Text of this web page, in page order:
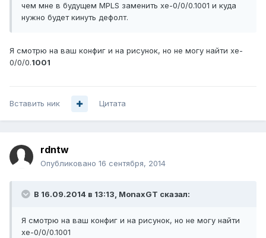
чем мне в будущем MPLS заменить xe-0/0/0.1001 и куда
нужно будет кинуть дефолт.
Я смотрю на ваш конфиг и на рисунок, но не могу найти xe-
0/0/0.1001
Вставить ник Цитата
rdntw
Опубликовано 16 сентября, 2014
В 16.09.2014 в 13:13, MonaxGT сказал:
Я смотрю на ваш конфиг и на рисунок, но не могу найти
xe-0/0/0.1001